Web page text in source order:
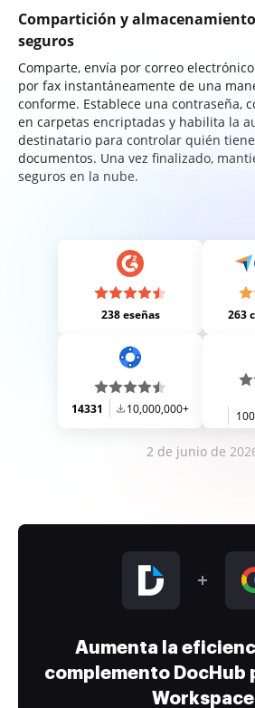
Compartición y
seguros
Comparte, envía por correo
por fax instantáneamente de una
conforme. Establece una contraseña,
en carpetas encriptadas y habilita la
destinatario para controlar quién tiene
documentos. Una vez finalizado,
seguros en la nube.
238 eseñas 263
14331 10,000,000+
2 de junio de
Aumenta la
complemento DocHub
Workspace